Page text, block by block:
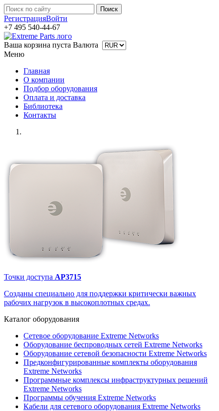
РегистрацияВойти
+7 495 540-44-67
Ваша корзина пуста Валюта
Меню
Главная
О компании
Подбор оборудования
Оплата и доставка
Библиотека
Контакты
Точки доступа AP3715
Созданы специально для поддержки критически важных
рабочих нагрузок в высокоплотных средах.
Каталог оборудования
Сетевое оборудование Extreme Networks
Оборудование беспроводных сетей Extreme Networks
Оборудование сетевой безопасности Extreme Networks
Предконфигурированные комплекты оборудования
Extreme Networks
Программные комплексы инфраструктурных решений
Extreme Networks
Программы обучения Extreme Networks
Кабели для сетевого оборудования Extreme Networks